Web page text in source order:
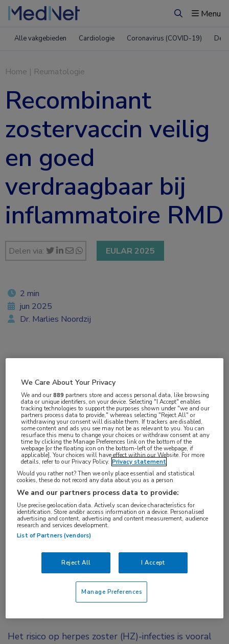
ZoekenMenu
Alle vakgebieden Cardiologie Coronavirus (COVID-19)
Home | Reumatologie
Recombinant
zostervaccin veilig
en goed
verdraagbaar bij
inflammatoire RMD
Delen via: EULAR 2025
Het recombinant zostervaccin werd goed
verdragen door de meerderheid van de patiënten
met inflammatoire reumatische
musculoskeletale aandoeningen, bleek uit een
lopende Duitse studie. Slechts enkele
deelnemers rapporteerden een opvlamming of
ernstige bijwerkingen. Dit geeft reumatologen en
patiënten vertrouwen in de veiligheid van het
vaccin, concludeerde Uta Kiltz (Ruhr-Universität,
Het risico op herpes zoster (HZ)-infecties is vooral
2 min
jun 2025
Dr. Marlies Noordzij
Aandachtsgebieden:
Reumatoïde artritis,Spondyloartritis,Vaccinatie
Tags:
axSpA,gordelroos,herpes zoster,reuscelarteriitis
We Care About Your Privacy
We and our889 partners store and access personal data, like browsing
data or unique identifiers, on your device. Selecting "I Accept" enables
tracking technologies to support the purposes shown under "we and our
partners process data to provide," whereas selecting "Reject All" or
withdrawing your consent will disable them. If trackers are disabled,
some content and ads you see may not be as relevant to you. You can
resurface this menu to change your choices or withdraw consent at any
time by clicking the Manage Preferences link on the bottom of the
webpage [or the floating icon on the bottom-left of the webpage, if
applicable]. Your choices will have effect within our Website. For more
details, refer to our Privacy Policy. Privacy statement
Would you rather not? Then we only place essential and statistical
cookies, these do not record any data about you as a person
We and our partners process data to provide:
Use precise geolocation data. Actively scan device characteristics for
identification. Store and/or access information on a device. Personalised
advertising and content, advertising and content measurement, audience
research and services development.
List of Partners (vendors)
Reject All I Accept
Manage Preferences